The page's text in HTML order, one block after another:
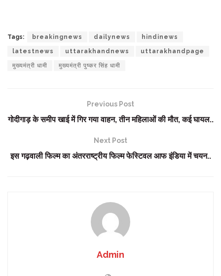
Tags: breakingnews dailynews hindinews
latestnews uttarakhandnews uttarakhandpage
मुख्यमंत्री धामी मुख्यमंत्री पुष्कर सिंह धामी
Previous Post
गोदीगाड़ के समीप खाई में गिर गया वाहन, तीन महिलाओं की मौत, कई घायल..
Next Post
इस गढ़वाली फिल्‍म का अंतरराष्‍ट्रीय फिल्‍म फेस्टिवल आफ इंडिया में चयन..
Admin